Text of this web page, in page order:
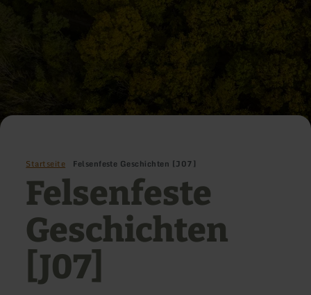
Startseite Felsenfeste Geschichten [J07]
Felsenfeste
Geschichten
[J07]